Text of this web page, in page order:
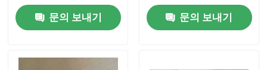
공장 투어
문의 보내기 문의 보내기